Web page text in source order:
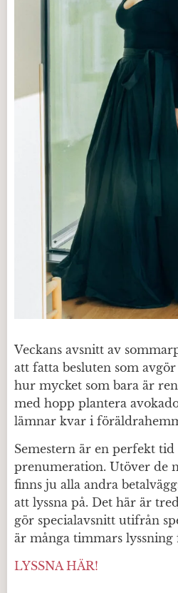
Veckans avsnitt av
att fatta besluten som
hur mycket som bara är
med hopp plantera
lämnar kvar i
Semestern är en perfekt tid
prenumeration. Utöver de
finns ju alla andra
att lyssna på. Det här är
gör specialavsnitt utifrån
är många timmars
LYSSNA HÄR!